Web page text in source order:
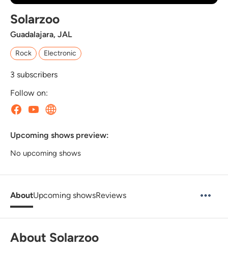
Solarzoo
Guadalajara, JAL
Rock Electronic
3 subscribers
Follow on:
Upcoming shows preview:
No upcoming shows
AboutUpcoming showsReviews
About Solarzoo